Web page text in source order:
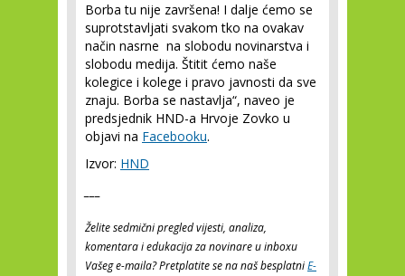
Borba tu nije završena! I dalje ćemo se
suprotstavljati svakom tko na ovakav
način nasrne na slobodu novinarstva i
slobodu medija. Štitit ćemo naše
kolegice i kolege i pravo javnosti da sve
znaju. Borba se nastavlja“, naveo je
predsjednik HND-a Hrvoje Zovko u
objavi na Facebooku.
Izvor: HND
Želite sedmični pregled vijesti, analiza,
komentara i edukacija za novinare u inboxu
Vašeg e-maila? Pretplatite se na naš besplatniE-